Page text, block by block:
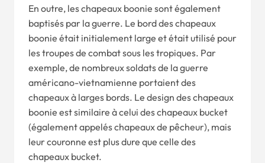
En outre, les chapeaux boonie sont également
baptisés par la guerre. Le bord des chapeaux
boonie était initialement large et était utilisé pour
les troupes de combat sous les tropiques. Par
exemple, de nombreux soldats de la guerre
américano-vietnamienne portaient des
chapeaux à larges bords. Le design des chapeaux
boonie est similaire à celui des chapeaux bucket
(également appelés chapeaux de pêcheur), mais
leur couronne est plus dure que celle des
chapeaux bucket.